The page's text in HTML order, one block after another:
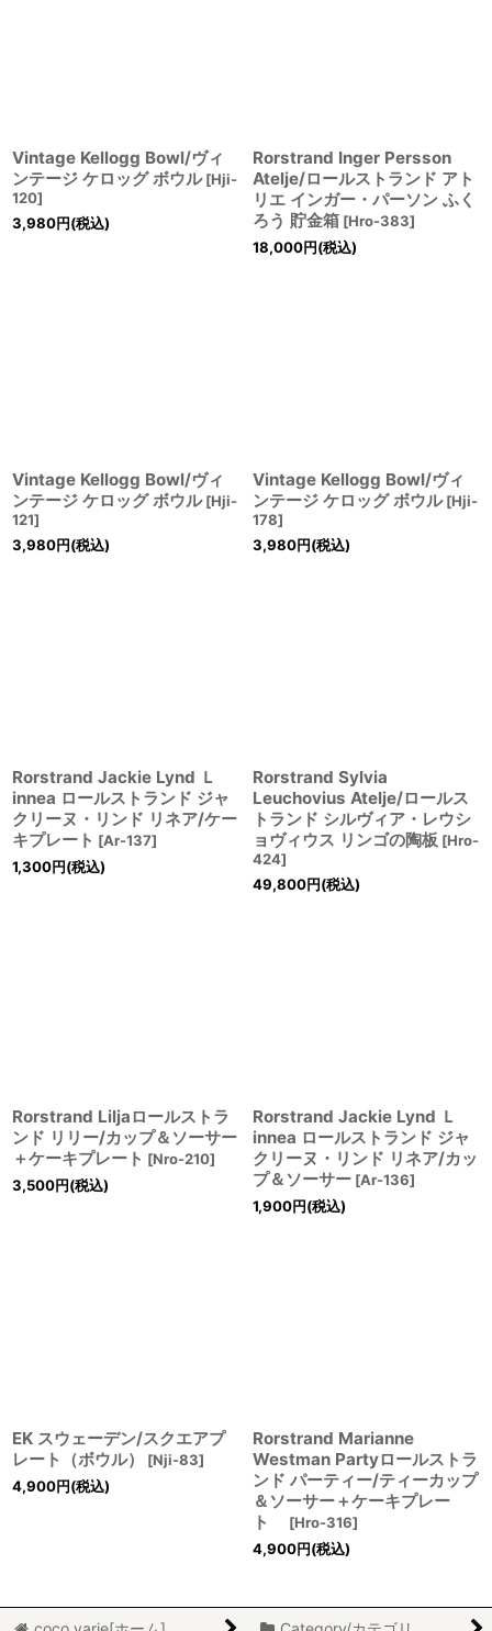
Vintage Kellogg Bowl/ヴィ
ンテージ ケロッグ ボウル [Hji-
120]
3,980円(税込)
Rorstrand Inger Persson
Atelje/ロールストランド アト
リエ インガー・パーソン ふく
ろう 貯金箱 [Hro-383]
18,000円(税込)
Vintage Kellogg Bowl/ヴィ
ンテージ ケロッグ ボウル [Hji-
121]
3,980円(税込)
Vintage Kellogg Bowl/ヴィ
ンテージ ケロッグ ボウル [Hji-
178]
3,980円(税込)
Rorstrand Jackie Lynd Ｌ
innea ロールストランド ジャ
クリーヌ・リンド リネア/ケー
キプレート [Ar-137]
1,300円(税込)
Rorstrand Sylvia
Leuchovius Atelje/ロールス
トランド シルヴィア・レウシ
ョヴィウス リンゴの陶板 [Hro-
424]
49,800円(税込)
Rorstrand Liljaロールストラ
ンド リリー/カップ＆ソーサー
＋ケーキプレート [Nro-210]
3,500円(税込)
Rorstrand Jackie Lynd Ｌ
innea ロールストランド ジャ
クリーヌ・リンド リネア/カッ
プ＆ソーサー [Ar-136]
1,900円(税込)
EK スウェーデン/スクエアプ
レート（ボウル）
[Nji-83]
4,900円(税込)
Rorstrand Marianne
Westman Partyロールストラ
ンド パーティー/ティーカップ
＆ソーサー＋ケーキプレー
ト
[Hro-316]
4,900円(税込)